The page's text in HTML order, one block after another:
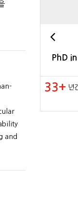
and
PhD
33+ 년